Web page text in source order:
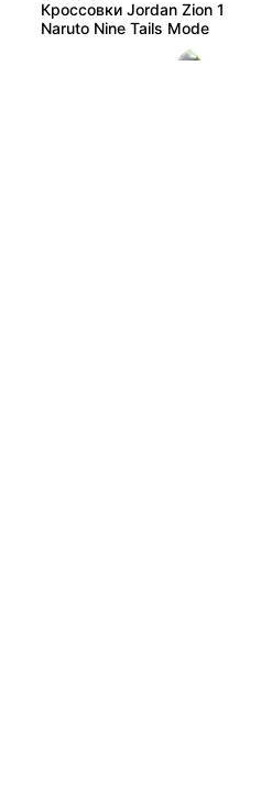
Кроссовки Jordan Zion 1
Naruto Nine Tails Mode